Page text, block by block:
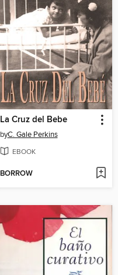
La Cruz del Bebe
byC. Gale Perkins
EBOOK
BORROW